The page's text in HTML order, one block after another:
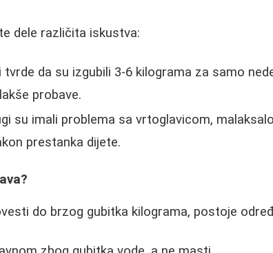
dele različita iskustva:
tvrde da su izgubili 3-6 kilograma za samo
probave.
su imali problema sa vrtoglavicom,
prestanka dijete.
do brzog gubitka kilograma, postoje